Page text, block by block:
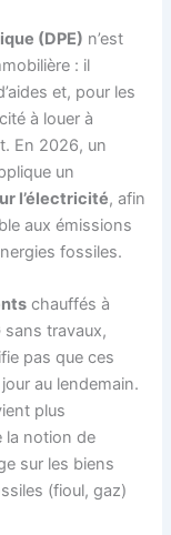
(DPE) n’est
: il
et, pour les
à louer à
En 2026, un
un
l’électricité, afin
aux émissions
fossiles.
chauffés à
sans travaux,
pas que ces
au lendemain.
plus
la notion de
sur les biens
(fioul, gaz)